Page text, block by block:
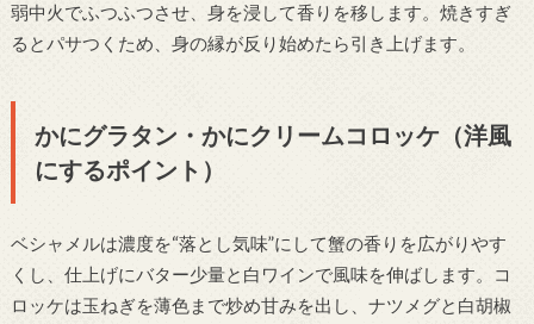
弱中火でふつふつさせ、身を浸して香りを移します。焼きすぎ
るとパサつくため、身の縁が反り始めたら引き上げます。
かにグラタン・かにクリームコロッケ（洋風
にするポイント）
ベシャメルは濃度を“落とし気味”にして蟹の香りを広がりやす
くし、仕上げにバター少量と白ワインで風味を伸ばします。コ
ロッケは玉ねぎを薄色まで炒め甘みを出し、ナツメグと白胡椒